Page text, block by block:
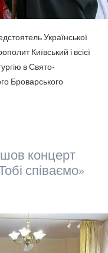
Української
Київський і всієї
в Свято-
Броварського
концерт
співаємо»